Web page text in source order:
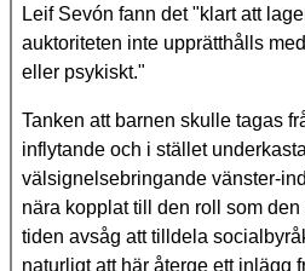
Leif Sevón fann det "klart att
auktoriteten inte upprätthålls
eller psykiskt."
Tanken att barnen skulle tagas
inflytande och i stället
välsignelsebringande vänster-
nära kopplat till den roll som
tiden avsåg att tilldela
naturligt att här återge ett inlägg